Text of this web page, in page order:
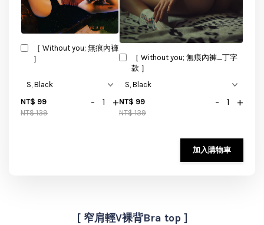
［ Without you; 無痕內褲
］
NT$ 99
NT$ 139
- +
［ Without you; 無痕內褲_丁字
款 ］
NT$ 99
NT$ 139
- +
加入購物車
[ 窄肩輕V裸背Bra top ]